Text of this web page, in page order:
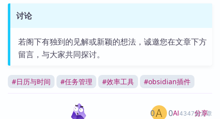
讨论
若阁下有独到的见解或新颖的想法，诚邀您在文章下方
留言，与大家共同探讨。
#日历与时间 #任务管理 #效率工具 #obsidian插件
AI4347篇文章
0 0 分享